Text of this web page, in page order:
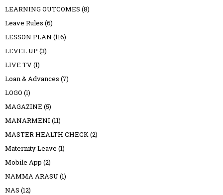
LEARNING OUTCOMES (8)
Leave Rules (6)
LESSON PLAN (116)
LEVEL UP (3)
LIVE TV(1)
Loan & Advances (7)
LOGO (1)
MAGAZINE (5)
MANARMENI (11)
MASTER HEALTH CHECK(2)
Maternity Leave (1)
Mobile App (2)
NAMMA ARASU (1)
NAS (12)